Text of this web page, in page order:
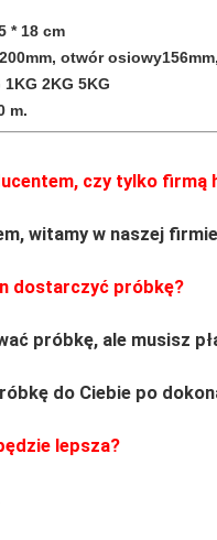
* 18 cm
otwór
1KG 2KG 5KG
m.
czy tylko firmą
witamy w naszej
dostarczyć próbkę?
próbkę, ale musisz
do Ciebie po
lepsza?